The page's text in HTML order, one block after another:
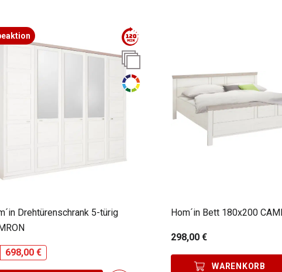
Drehtürenschrank 5-türig
698,00 €
Hom´in Bett 180x200
298,00 €
WARENKORB